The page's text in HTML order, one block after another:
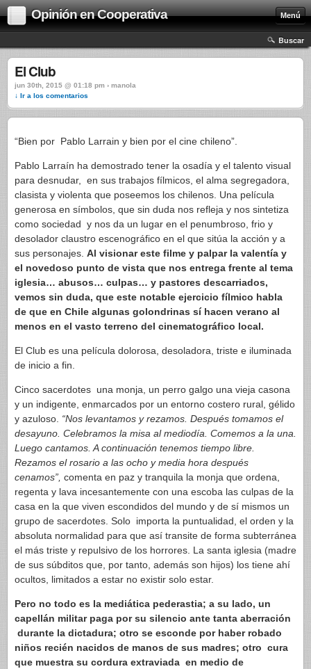
Opinión en Cooperativa Menú
Buscar
El Club
jun 30th, 2015 @ 01:18 pm › manola
↓ Ir a los comentarios
“Bien por Pablo Larrain y bien por el cine chileno”.
Pablo Larraín ha demostrado tener la osadía y el talento visual
para desnudar, en sus trabajos fílmicos, el alma segregadora,
clasista y violenta que poseemos los chilenos. Una película
generosa en símbolos, que sin duda nos refleja y nos sintetiza
como sociedad y nos da un lugar en el penumbroso, frio y
desolador claustro escenográfico en el que sitúa la acción y a
sus personajes. Al visionar este filme y palpar la valentía y
el novedoso punto de vista que nos entrega frente al tema
iglesia… abusos… culpas… y pastores descarriados,
vemos sin duda, que este notable ejercicio fílmico habla
de que en Chile algunas golondrinas sí hacen verano al
menos en el vasto terreno del cinematográfico local.
El Club es una película dolorosa, desoladora, triste e iluminada
de inicio a fin.
Cinco sacerdotes una monja, un perro galgo una vieja casona
y un indigente, enmarcados por un entorno costero rural, gélido
y azuloso. “Nos levantamos y rezamos. Después tomamos el
desayuno. Celebramos la misa al mediodía. Comemos a la una.
Luego cantamos. A continuación tenemos tiempo libre.
Rezamos el rosario a las ocho y media hora después
cenamos”, comenta en paz y tranquila la monja que ordena,
regenta y lava incesantemente con una escoba las culpas de la
casa en la que viven escondidos del mundo y de sí mismos un
grupo de sacerdotes. Solo importa la puntualidad, el orden y la
absoluta normalidad para que así transite de forma subterránea
el más triste y repulsivo de los horrores. La santa iglesia (madre
de sus súbditos que, por tanto, además son hijos) los tiene ahí
ocultos, limitados a estar no existir solo estar.
Pero no todo es la mediática pederastia; a su lado, un
capellán militar paga por su silencio ante tanta aberración
durante la dictadura; otro se esconde por haber robado
niños recién nacidos de manos de sus madres; otro cura
que muestra su cordura extraviada en medio de